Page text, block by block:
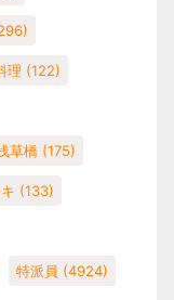
理 (122)
草橋 (175)
(133)
特派員 (4924)